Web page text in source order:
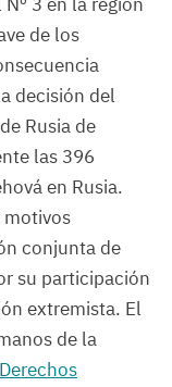
de los
decisión del
Rusia de
las 396
en Rusia.
motivos
conjunta de
su participación
extremista. El
de la
Derechos